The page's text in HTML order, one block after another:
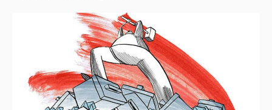
2016
Aal Usul Teroris
Abad 21